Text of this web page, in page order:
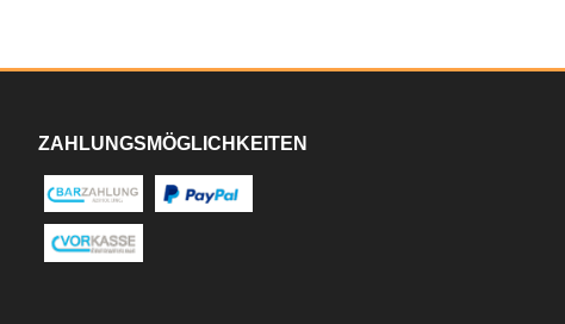
ZAHLUNGSMÖGLICHKEITEN